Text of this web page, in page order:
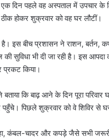
दिन पहले वह अस्पताल में उपचार के
होकर शुक्रवार को वह घर लौटीं।
है। इस बीच प्रशासन ने राशन, बर्तन,
सुविधा भी दी जा रही है। इस
प्रकट किया।
कि बाढ़ आने के दिन पूरा
पहुँचे। पिछले शुक्रवार को वे शिविर से
कंबल-चादर और कपड़े जैसे सभी